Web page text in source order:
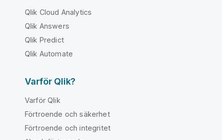
Qlik Cloud Analytics
Qlik Answers
Qlik Predict
Qlik Automate
Varför Qlik?
Varför Qlik
Förtroende och säkerhet
Förtroende och integritet